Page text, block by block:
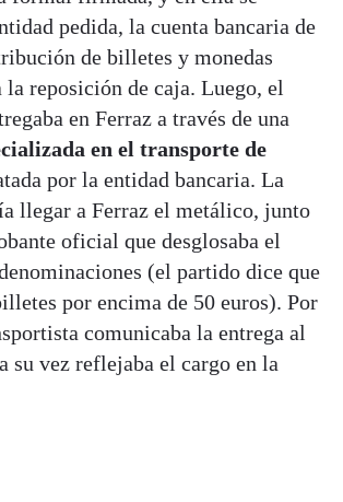
pedida, la cuenta bancaria de
de billetes y monedas
la reposición de caja. Luego, el
en Ferraz a través de una
en el transporte de
por la entidad bancaria. La
llegar a Ferraz el metálico, junto
oficial que desglosaba el
(el partido dice que
por encima de 50 euros). Por
comunicaba la entrega al
su vez reflejaba el cargo en la